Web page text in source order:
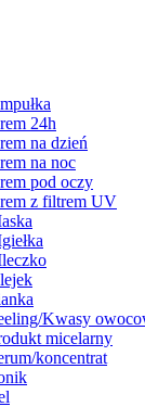
24h
na dzień
na noc
pod oczy
z filtrem UV
Kwasy
micelarny
koncentrat